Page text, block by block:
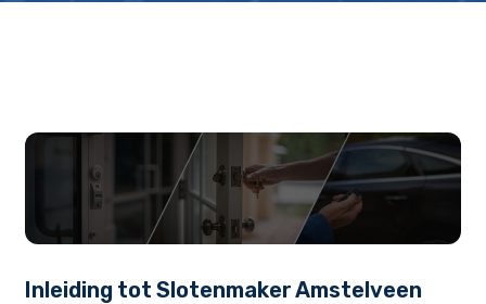
Inleiding tot Slotenmaker Amstelveen